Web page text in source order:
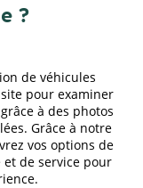
?
de véhicules
pour examiner
à des photos
Grâce à notre
vos options de
et de service pour